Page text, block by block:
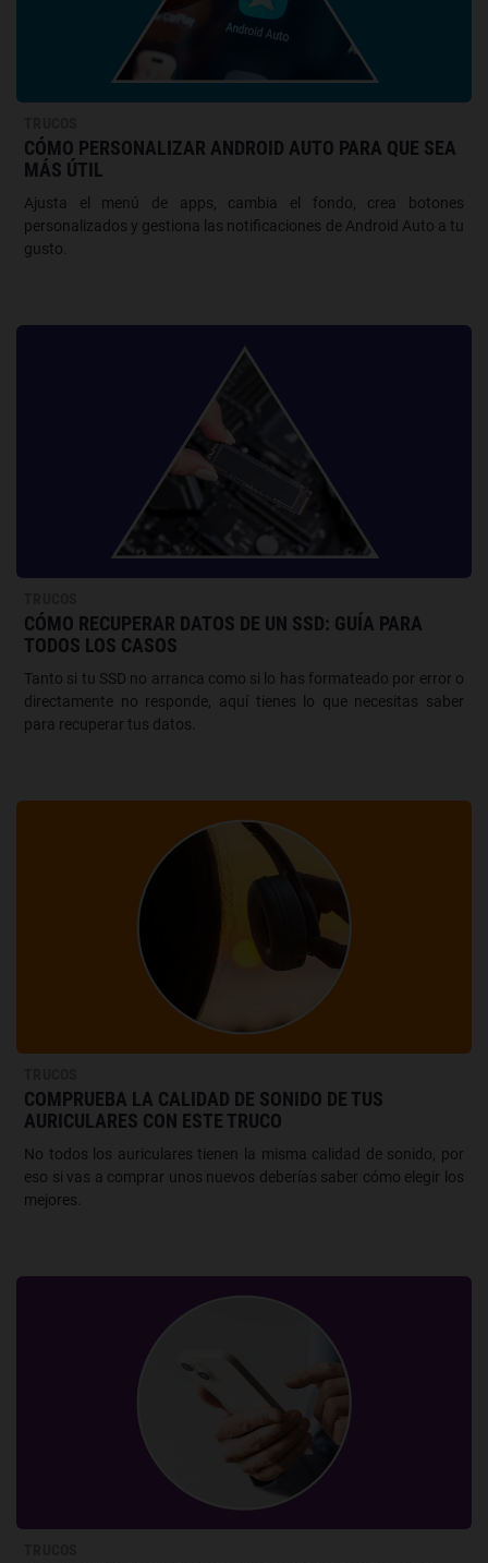
CÓMO PERSONALIZAR ANDROID AUTO PARA QUE SEA
MÁS ÚTIL
Ajusta el menú de apps, cambia el fondo, crea botones
personalizados y gestiona las notificaciones de Android Auto a tu
gusto.
CÓMO RECUPERAR DATOS DE UN SSD: GUÍA PARA
TODOS LOS CASOS
Tanto si tu SSD no arranca como si lo has formateado por error o
directamente no responde, aquí tienes lo que necesitas saber
para recuperar tus datos.
COMPRUEBA LA CALIDAD DE SONIDO DE TUS
AURICULARES CON ESTE TRUCO
No todos los auriculares tienen la misma calidad de sonido, por
eso si vas a comprar unos nuevos deberías saber cómo elegir los
mejores.